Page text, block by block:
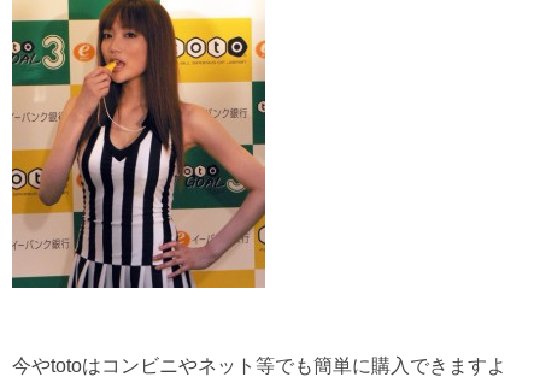
今やtotoはコンビニやネット等でも簡単に購入できますよ